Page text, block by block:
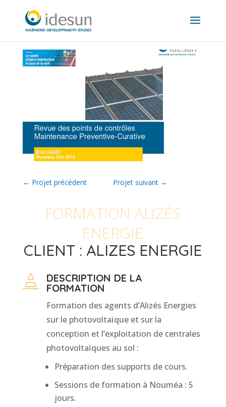
← Projet précédent Projet suivant→
FORMATION ALIZÉS
ENERGIE
CLIENT : ALIZES ENERGIE

DESCRIPTION DE LA
FORMATION
Formation des agents d’Alizés Energies
sur le photovoltaïque et sur la
conception et l’exploitation de centrales
photovoltaïques au sol :
Préparation des supports de cours.
Sessions de formation à Nouméa : 5
jours.